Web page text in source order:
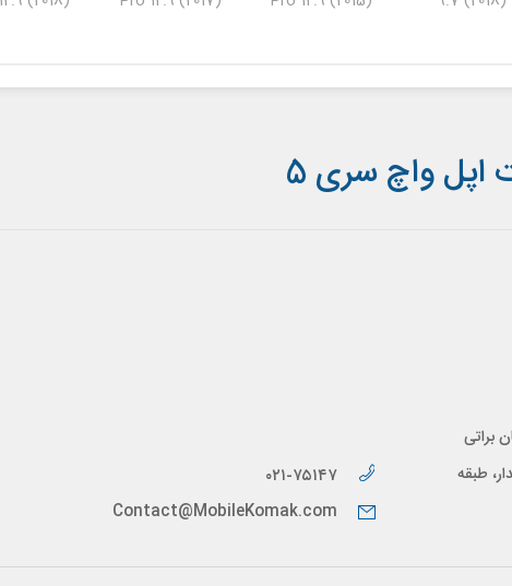
اپل واچ سری 5
براتی
اسپیدار، طبقه
۰۲۱-۷۵۱۴۷
Contact@MobileKomak.com